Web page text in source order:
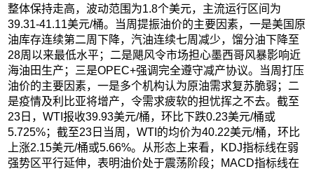
整体保持走高，波动范围为1.8个美元，主流运行区间为
39.31-41.11美元/桶。当周提振油价的主要因素，一是美国原
油库存连续第二周下降，汽油连续七周减少，馏分油下降至
28周以来最低水平；二是飓风令市场担心墨西哥风暴影响近
海油田生产；三是OPEC+强调完全遵守减产协议。当周打压
油价的主要因素，一是多个机构认为原油需求复苏脆弱；二
是疫情及利比亚将增产，令需求疲软的担忧挥之不去。截至
23日，WTI报收39.93美元/桶，环比下跌0.23美元/桶或
5.725%；截至23日当周，WTI的均价为40.22美元/桶，环比
上涨2.15美元/桶或5.66%。从形态上来看，KDJ指标线在弱
强势区平行延伸，表明油价处于震荡阶段；MACD指标线在